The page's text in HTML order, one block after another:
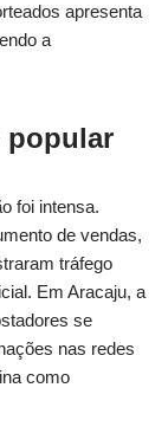
apresenta
a
popular
foi intensa.
de vendas,
tráfego
Em Aracaju, a
se
nas redes
como